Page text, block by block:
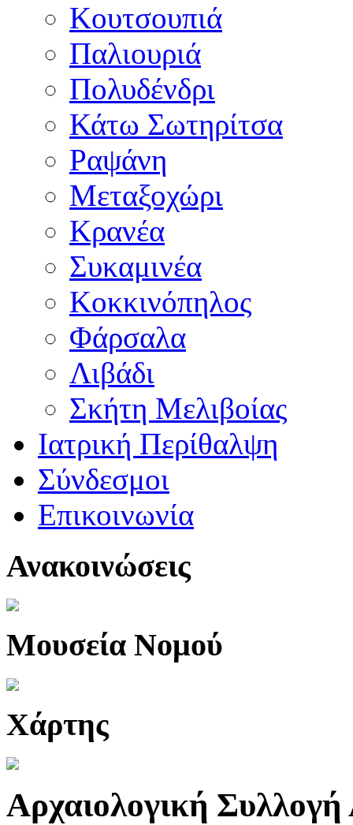
Κουτσουπιά
Παλιουριά
Πολυδένδρι
Κάτω Σωτηρίτσα
Ραψάνη
Μεταξοχώρι
Κρανέα
Συκαμινέα
Κοκκινόπηλος
Φάρσαλα
Λιβάδι
Σκήτη Μελιβοίας
Ιατρική Περίθαλψη
Σύνδεσμοι
Επικοινωνία
Ανακοινώσεις
Μουσεία Νομού
Χάρτης
Αρχαιολογική Συλλογή